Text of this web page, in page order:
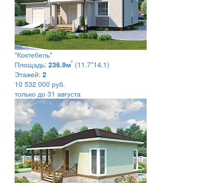
"Коктебель"
Площадь: 236.9м² (11.7*14.1)
Этажей: 2
10 532 000 руб.
только до 31 августа